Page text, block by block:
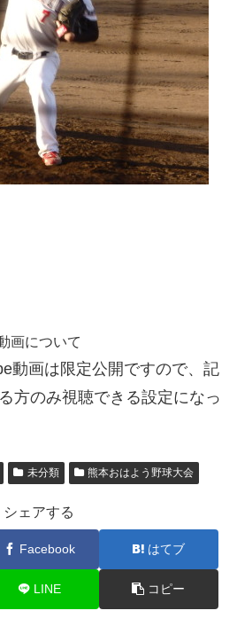
画について
動画は限定公開ですので、記
方のみ視聴できる設定になっ
未分類 熊本おはよう野球大会
シェアする
Facebook はてブ
LINE コピー